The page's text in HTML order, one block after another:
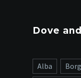
Dove
Alba